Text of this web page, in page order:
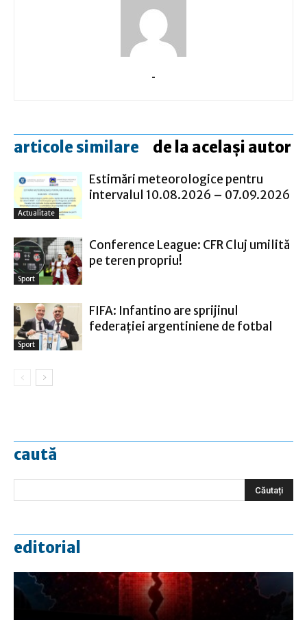
-
articole similare de la același autor
Actualitate
Estimări meteorologice pentru
intervalul 10.08.2026 – 07.09.2026
Sport
Conference League: CFR Cluj umilită
pe teren propriu!
Sport
FIFA: Infantino are sprijinul
federaţiei argentiniene de fotbal
caută
editorial